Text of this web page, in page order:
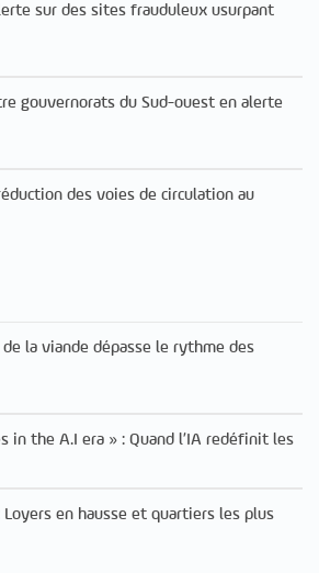
sur des sites frauduleux usurpant
gouvernorats du Sud-ouest en alerte
des voies de circulation au
la viande dépasse le rythme des
in the A.I era » : Quand l’IA redéfinit les
en hausse et quartiers les plus